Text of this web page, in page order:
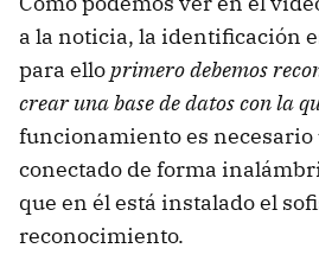
a la noticia, la identificación
para elloprimero debemos
crear una base de datos con la
funcionamiento es
conectado de forma
que en él está instalado el
reconocimiento.